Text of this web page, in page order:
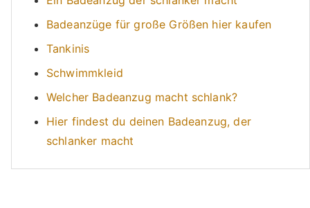
Badeanzüge für große Größen hier kaufen
Tankinis
Schwimmkleid
Welcher Badeanzug macht schlank?
Hier findest du deinen Badeanzug, der
schlanker macht